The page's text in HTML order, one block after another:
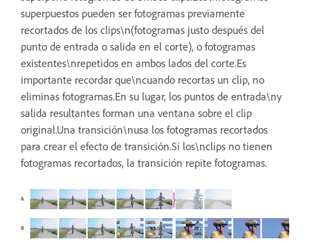
superpuestos pueden ser fotogramas previamente
recortados de los clips\n(fotogramas justo después del
punto de entrada o salida en el corte), o fotogramas
existentes\nrepetidos en ambos lados del corte.Es
importante recordar que\ncuando recortas un clip, no
eliminas fotogramas.En su lugar, los puntos de entrada\ny
salida resultantes forman una ventana sobre el clip
original.Una transición\nusa los fotogramas recortados
para crear el efecto de transición.Si los\nclips no tienen
fotogramas recortados, la transición repite fotogramas.